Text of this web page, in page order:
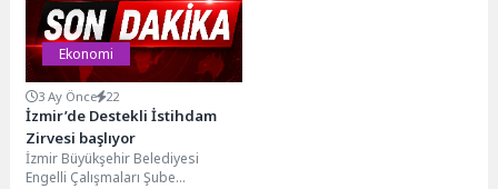
Ekonomi
3 Ay Önce 22
İzmir’de Destekli İstihdam
Zirvesi başlıyor
İzmir Büyükşehir Belediyesi
Engelli Çalışmaları Şube